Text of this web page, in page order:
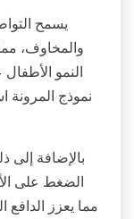
يسمح
والمخاوف،
النمو
نموذج المرونة
بالإضافة إلى
الضغط على
مما يعزز الدافع